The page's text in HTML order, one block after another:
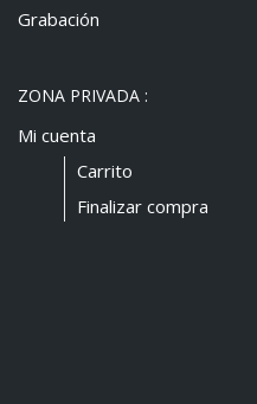
Grabación
ZONA PRIVADA :
Mi cuenta
Carrito
Finalizar compra